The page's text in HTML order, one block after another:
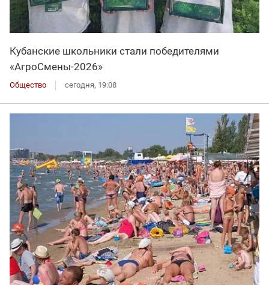
Кубанские школьники стали победителями
«АгроСмены-2026»
Общество сегодня, 19:08